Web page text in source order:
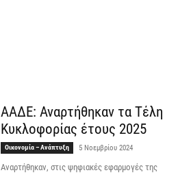
ΑΑΔΕ: Αναρτήθηκαν τα Τέλη
Κυκλοφορίας έτους 2025
Οικονομία – Ανάπτυξη 5 Νοεμβρίου 2024
Αναρτήθηκαν, στις ψηφιακές εφαρμογές της